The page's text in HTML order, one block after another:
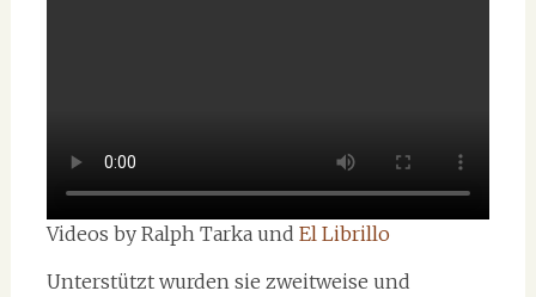
Videos by Ralph Tarka und El Librillo
Unterstützt wurden sie zweitweise und